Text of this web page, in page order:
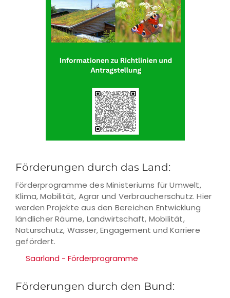
Förderungen durch das Land:
Förderprogramme des Ministeriums für Umwelt,
Klima, Mobilität, Agrar und Verbraucherschutz. Hier
werden Projekte aus den Bereichen Entwicklung
ländlicher Räume, Landwirtschaft, Mobilität,
Naturschutz, Wasser, Engagement und Karriere
gefördert.
Saarland - Förderprogramme
Förderungen durch den Bund: